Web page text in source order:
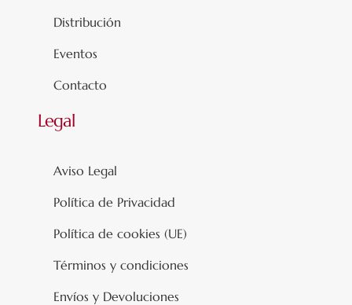
Distribución
Eventos
Contacto
Legal
Aviso Legal
Política de Privacidad
Política de cookies (UE)
Términos y condiciones
Envíos y Devoluciones